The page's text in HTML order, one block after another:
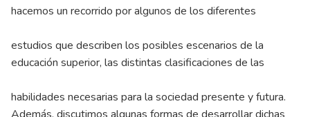
hacemos un recorrido por algunos de los diferentes
estudios que describen los posibles escenarios de la
educación superior, las distintas clasificaciones de las
habilidades necesarias para la sociedad presente y futura.